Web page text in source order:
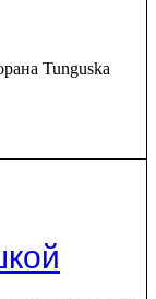
Tunguska